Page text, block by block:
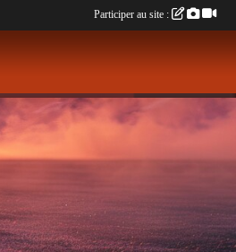
Participer au site :